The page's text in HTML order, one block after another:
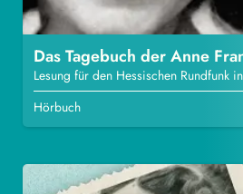
Das Tagebuch der Anne
Lesung für den Hessischen Rundfunk in
Hörbuch